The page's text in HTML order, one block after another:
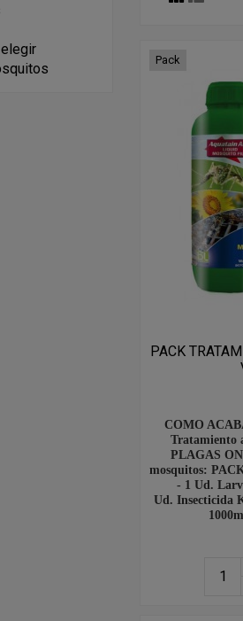
Pack
PACK
COMO
Tratamiento
PLAGAS
mosquitos:
- 1 Ud.
Ud. Insecticida